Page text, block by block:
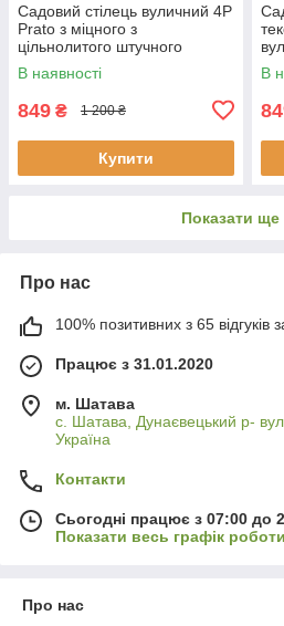
Садовий стілець вуличний 4P
Prato з міцного з
цільнолитого штучного
ротанга для тераси, балкона
кафе саду дачі К
В наявності
849 ₴ 1 200 ₴
Купити
В
Показати ще
Про нас
100% позитивних з 65 відгуків
Працює з 31.01.2020
м. Шатава
с. Шатава, Дунаєвецький р-
Україна
Контакти
Сьогодні працює з 07:00 до
Показати весь графік роботи
Про нас